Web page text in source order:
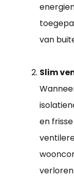
van
Slim
en